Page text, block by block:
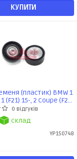
КУПИТИ
(пластик) BMW 1
(F21) 15-, 2 Coupe (F22,
Kabriolet (F23) 14-, 3
A.B.A
0 відгуків
склад
YP150748